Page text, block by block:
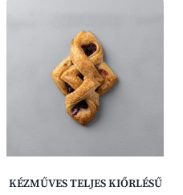
KÉZMŰVES TELJES KIŐRLÉSŰ